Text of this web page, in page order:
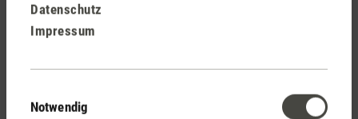
Datenschutz
Impressum
Notwendig
10 Tipps gegen Pollenallergie
Gesunde Luft für Allergiker